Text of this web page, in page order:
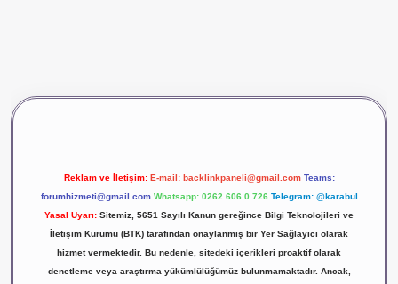
Reklam ve İletişim: E-mail: backlinkpaneli@gmail.com Teams:
forumhizmeti@gmail.com Whatsapp: 0262 606 0 726 Telegram: @karabul
Yasal Uyarı: Sitemiz, 5651 Sayılı Kanun gereğince Bilgi Teknolojileri ve
İletişim Kurumu (BTK) tarafından onaylanmış bir Yer Sağlayıcı olarak
hizmet vermektedir. Bu nedenle, sitedeki içerikleri proaktif olarak
denetleme veya araştırma yükümlülüğümüz bulunmamaktadır. Ancak,